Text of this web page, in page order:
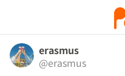
erasmus
@erasmus